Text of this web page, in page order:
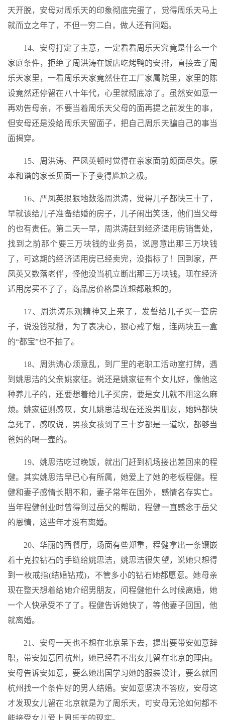
天开脱，安母对周乐天的印象彻底完蛋了，觉得周乐天马上
就而立之年了，不但一穷二白，做人还有问题。
14、安母打定了主意，一定看看周乐天究竟是什么一个
家庭条件，拒绝了周洪涛在饭店吃烤鸭的安排，直接去了周
乐天家里，一看周乐天家竟然住在工厂家属院里，家里的陈
设竟然还停留在八十年代，心里就彻底凉了。虽然安如意一
再劝告母亲，不要当着周乐天父母的面再提之前发生的事，
但安母还是没给周乐天留面子，把自己周乐天骗自己的事当
面揭穿。
15、周洪涛、严凤英顿时觉得在亲家面前颜面尽失。原
本和谐的家长见面一下子变得尴尬之极。
16、严凤英狠狠地数落周洪涛，觉得儿子都快三十了，
早就该给儿子准备结婚的房子，儿子闹出笑话，他们当父母
的也有责任。第二天一早，周洪涛赶到经济适用房销售处，
找到之前那个要三万块钱的业务员，说愿意出那三万块钱
了，可这期的经济适用房已经卖完，没指标了！回到家，严
凤英又数落老伴，怪他没当机立断出那三万块钱。现在经济
适用房买不了了，商品房价格是连想都敢想的。
17、周洪涛乐观精神又上来了，发誓给儿子买一套房
子，说没钱就攒，为了表决心，狠心戒了烟，连两块五一盒
的“都宝”也不抽了。
18、周洪涛心烦意乱，到厂里的老职工活动室打牌，遇
到姚思洁的父亲姚家征。说还是姚家征有个女儿好，像他这
种养儿子的，还要想着给儿子买房，要是女儿就不用这么麻
烦。姚家征则感叹，女儿姚思洁现在还没男朋友，她妈都快
急死了，感叹说，男孩女孩到了三十岁都是一道坎，都够当
爸妈的喝一壶的。
19、姚思洁吃过晚饭，就出门赶到机场接出差回来的程
健。其实姚思洁早已心有所属，她爱上了她的老板程健。程
健和妻子感情长期不和，妻子常年在国外，感情名存实亡。
当年程健创业时曾得到过岳父的帮助，程健一直感念于岳父
的恩情，这些年才没有离婚。
20、华丽的西餐厅，场面有些郑重，程健拿出一条镶嵌
着十克拉钻石的手链给姚思洁，姚思洁很失望，说她只想得
到一枚戒指(结婚钻戒)，不管多小的钻石她都愿意。她母亲
现在整天想着给她介绍男朋友，问程健他什么时候离婚，她
一个人快承受不了了。程健告诉她快了，等他妻子回国，他
就离婚。
21、安母一天也不想在北京呆下去，提出要带安如意辞
职，带安如意回杭州，她已经看不出女儿留在北京的理由。
安母告诉安如意，要么她出国学习她的服装设计，要么就回
杭州找一个条件好的男人结婚。安如意坚决不答应，安母这
才发现女儿留在北京就是为了周乐天，可安母无论如何都不
能接受女儿爱上周乐天的现实。